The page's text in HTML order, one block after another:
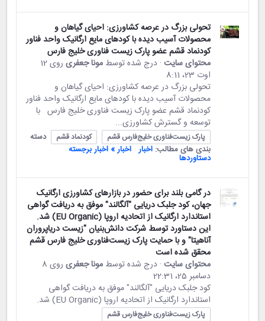
تحولی بزرگ در عرصه کشاورزی: احیای گیاهان و
محصولات آسیب دیده با کودهای مایع ارگانیک واحد فناور
کودنماد قشم عضو پارک زیست فناوری خلیج فارس
محتوای سایت · درج شده توسط مونا جعفری
روی 12
اوت 23،‏ 8:11
تحولی بزرگ در عرصه کشاورزی: احیای گیاهان و
محصولات آسیب دیده با کودهای مایع ارگانیک واحد فناور
کودنماد قشم عضو پارک زیست فناوری خلیج فارس با
توسعه و گسترش کشاورزی...
پارک زیست‌فناوری خلیج‌فارس قشم کودنماد قشم
دسته
بندی های مطالب: اخبار اخبار » اخبار برجسته
دستاوردها
در گامی بلند برای حضور در بازارهای کشاورزی ارگانیک
جهان، کود جلبک دریایی "آلگالند" موفق به دریافت گواهی
استاندارد ارگانیک از اتحادیه اروپا (EU Organic) شد.
این دستاورد توسط شرکت دانش‌بنیان "زیست دریاپروران
آناهیتا" و با حمایت پارک زیست‌فناوری خلیج فارس قشم
محقق شده است
محتوای سایت · درج شده توسط مونا جعفری
روی 8
دسامبر 25،‏ 22:31
کود جلبک دریایی "آلگالند" موفق به دریافت گواهی
استاندارد ارگانیک از اتحادیه اروپا (EU Organic) شد.
پارک زیست‌فناوری خلیج‌فارس قشم